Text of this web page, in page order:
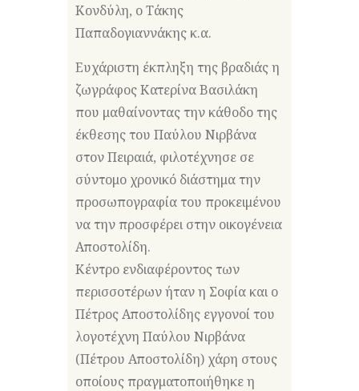
Κονδύλη, ο Τάκης
Παπαδογιαννάκης κ.α.
Ευχάριστη έκπληξη της βραδιάς η
ζωγράφος Κατερίνα Βασιλάκη
που μαθαίνοντας την κάθοδο της
έκθεσης του Παύλου Νιρβάνα
στον Πειραιά, φιλοτέχνησε σε
σύντομο χρονικό διάστημα την
προσωπογραφία του προκειμένου
να την προσφέρει στην οικογένεια
Αποστολίδη.
Κέντρο ενδιαφέροντος των
περισσοτέρων ήταν η Σοφία και ο
Πέτρος Αποστολίδης εγγονοί του
λογοτέχνη Παύλου Νιρβάνα
(Πέτρου Αποστολίδη) χάρη στους
οποίους πραγματοποιήθηκε η